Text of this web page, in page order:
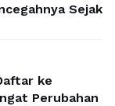
Sejak
ke
Perubahan